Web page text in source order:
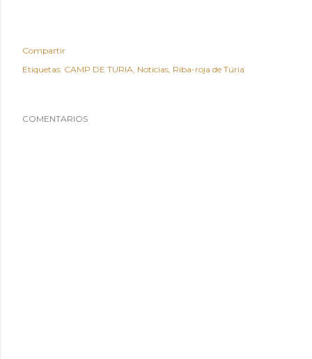
Compartir
Etiquetas: CAMP DE TURIA Noticias Riba-roja de Túria
COMENTARIOS